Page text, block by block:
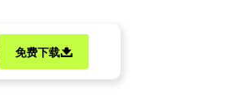
免费下载